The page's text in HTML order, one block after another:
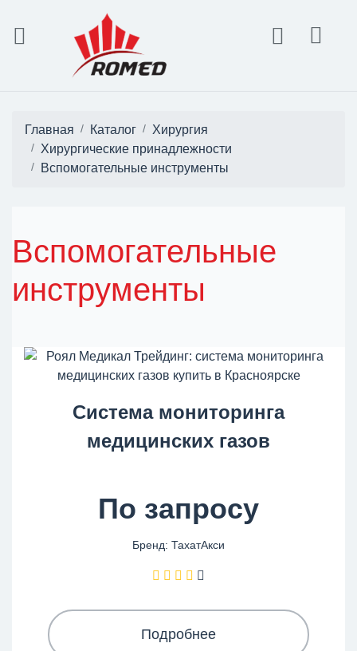
Главная Каталог
Хирургия
Хирургические принадлежности
Вспомогательные инструменты
Вспомогательные
инструменты
Система мониторинга
медицинских газов
По запросу
Бренд: ТахатАкси
Подробнее